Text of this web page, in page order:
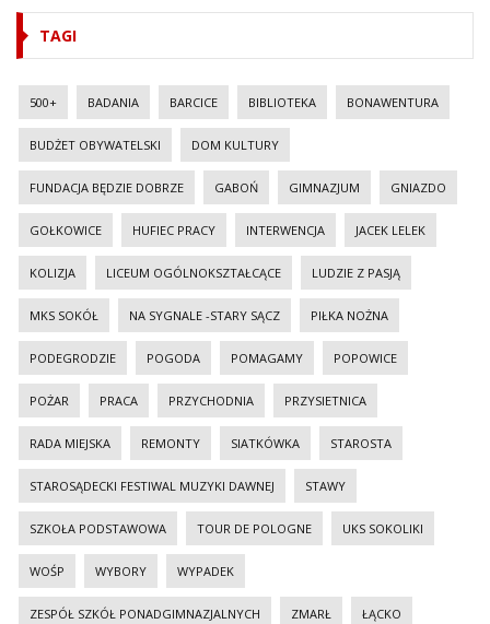
TAGI
500+ BADANIA BARCICE BIBLIOTEKA BONAWENTURA
BUDŻET OBYWATELSKI DOM KULTURY
FUNDACJA BĘDZIE DOBRZE GABOŃ GIMNAZJUM GNIAZDO
GOŁKOWICE HUFIEC PRACY INTERWENCJA JACEK LELEK
KOLIZJA LICEUM OGÓLNOKSZTAŁCĄCE LUDZIE Z PASJĄ
MKS SOKÓŁ NA SYGNALE -STARY SĄCZ PIŁKA NOŻNA
PODEGRODZIE POGODA POMAGAMY POPOWICE
POŻAR PRACA PRZYCHODNIA PRZYSIETNICA
RADA MIEJSKA REMONTY SIATKÓWKA STAROSTA
STAROSĄDECKI FESTIWAL MUZYKI DAWNEJ STAWY
SZKOŁA PODSTAWOWA TOUR DE POLOGNE UKS SOKOLIKI
WOŚP WYBORY WYPADEK
ZESPÓŁ SZKÓŁ PONADGIMNAZJALNYCH ZMARŁ ŁĄCKO